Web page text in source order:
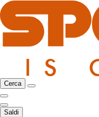
Cerca
Saldi